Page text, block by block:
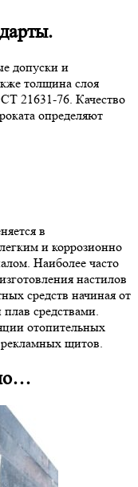
допуски и
толщина слоя
21631-76. Качество
определяют
в
и коррозионно
Наиболее часто
настилов
средств начиная от
средствами.
отопительных
щитов.